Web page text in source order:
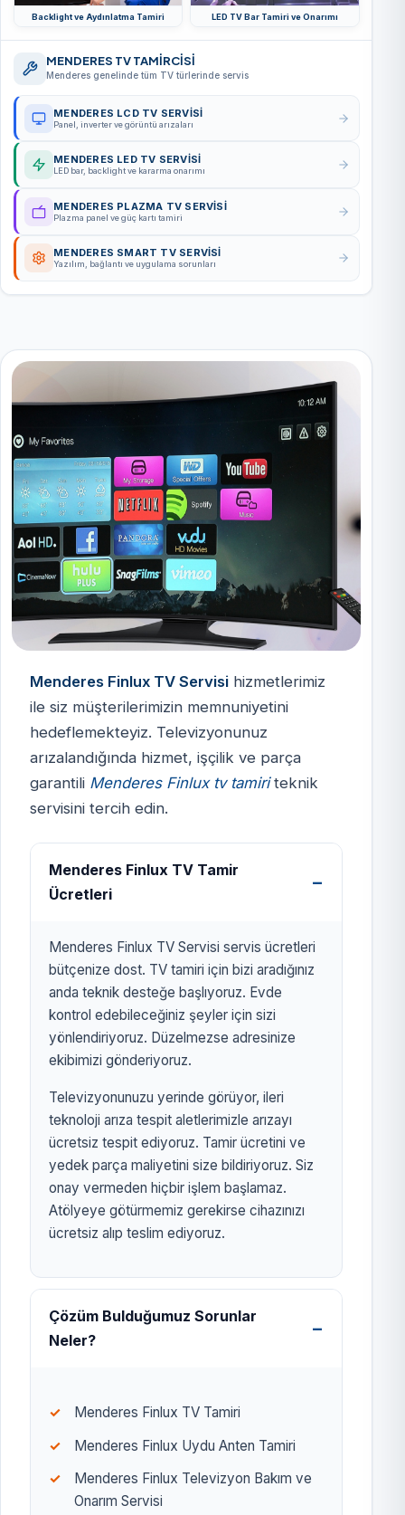
MENDERES FİNLUX TV
SERVİSİ
izmirtelevizyon.com.tr
Menderes Finlux TV Servisi hizmetlerimiz
ile siz müşterilerimizin memnuniyetini
hedeflemekteyiz. Televizyonunuz
arızalandığında hizmet, işçilik ve parça
garantili Menderes Finlux tv tamiriteknik
servisini tercih edin.
Menderes Finlux TV Tamir
Ücretleri
Menderes Finlux TV Servisi servis ücretleri
bütçenize dost. TV tamiri için bizi aradığınız
anda teknik desteğe başlıyoruz. Evde
kontrol edebileceğiniz şeyler için sizi
yönlendiriyoruz. Düzelmezse adresinize
ekibimizi gönderiyoruz.
Televizyonunuzu yerinde görüyor, ileri
teknoloji arıza tespit aletlerimizle arızayı
ücretsiz tespit ediyoruz. Tamir ücretini ve
yedek parça maliyetini size bildiriyoruz. Siz
onay vermeden hiçbir işlem başlamaz.
Atölyeye götürmemiz gerekirse cihazınızı
ücretsiz alıp teslim ediyoruz.
Çözüm Bulduğumuz Sorunlar
Neler?
Menderes Finlux TV Tamiri
Menderes Finlux Uydu Anten Tamiri
Menderes Finlux Televizyon Bakım ve
Onarım Servisi
Backlight ve Aydınlatma Tamiri LED TV Bar Tamiri ve Onarımı
MENDERES TV TAMİRCİSİ
Menderes genelinde tüm TV türlerinde servis
MENDERES LCD TV SERVISI
Panel, inverter ve görüntü arızaları
MENDERES LED TV SERVISI
LED bar, backlight ve kararma onarımı
MENDERES PLAZMA TV SERVISI
Plazma panel ve güç kartı tamiri
MENDERES SMART TV SERVISI
Yazılım, bağlantı ve uygulama sorunları